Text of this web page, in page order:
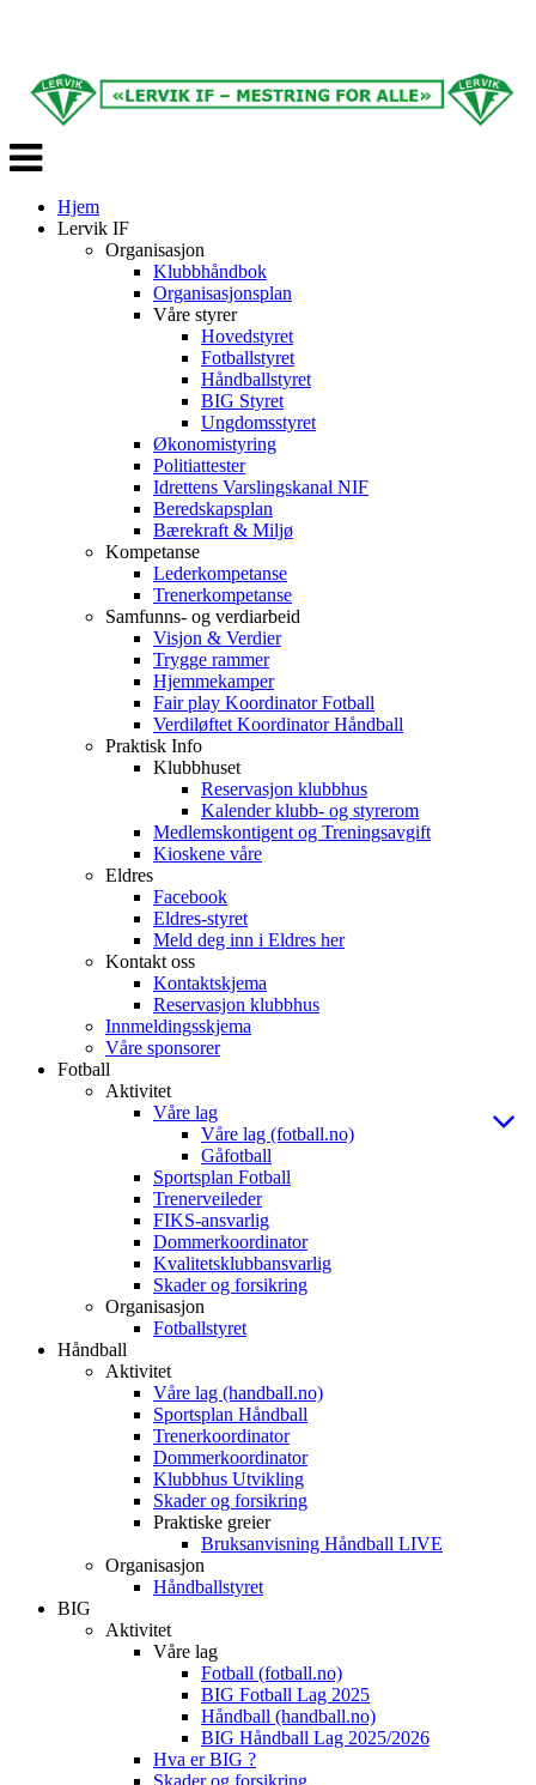
Veksle
navigasjon
Hjem
Lervik IF
Organisasjon
Klubbhåndbok
Organisasjonsplan
Våre styrer
Hovedstyret
Fotballstyret
Håndballstyret
BIG Styret
Ungdomsstyret
Økonomistyring
Politiattester
Idrettens Varslingskanal NIF
Beredskapsplan
Bærekraft & Miljø
Kompetanse
Lederkompetanse
Trenerkompetanse
Samfunns- og verdiarbeid
Visjon & Verdier
Trygge rammer
Hjemmekamper
Fair play Koordinator Fotball
Verdiløftet Koordinator Håndball
Praktisk Info
Klubbhuset
Reservasjon klubbhus
Kalender klubb- og styrerom
Medlemskontigent og Treningsavgift
Kioskene våre
Eldres
Facebook
Eldres-styret
Meld deg inn i Eldres her
Kontakt oss
Kontaktskjema
Reservasjon klubbhus
Innmeldingsskjema
Våre sponsorer
Fotball
Aktivitet
Våre lag
Våre lag (fotball.no)
Gåfotball
Sportsplan Fotball
Trenerveileder
FIKS-ansvarlig
Dommerkoordinator
Kvalitetsklubbansvarlig
Skader og forsikring
Organisasjon
Fotballstyret
Håndball
Aktivitet
Våre lag (handball.no)
Sportsplan Håndball
Trenerkoordinator
Dommerkoordinator
Klubbhus Utvikling
Skader og forsikring
Praktiske greier
Bruksanvisning Håndball LIVE
Organisasjon
Håndballstyret
BIG
Aktivitet
Våre lag
Fotball (fotball.no)
BIG Fotball Lag 2025
Håndball (handball.no)
BIG Håndball Lag 2025/2026
Hva er BIG ?
Skader og forsikring